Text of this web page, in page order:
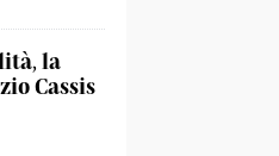
la
Cassis